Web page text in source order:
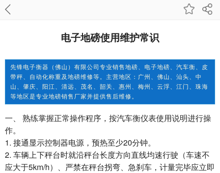
电子地磅使用维护常识
先锋电子衡器（佛山）有限公司专业销售地磅、电子地磅、汽车衡、皮
带秤、自动化称重及地磅维修等。主营地区：广州、佛山、汕头、中
山、肇庆、阳江、清远、茂名、韶关、惠州、梅州、云浮、江门、珠海
等地区是专业地磅销售厂家并提供售后维修。
一、 熟练掌握正常操作程序，按汽车衡仪表使用说明进行操
作。
1. 接通显示控制器电源，预热至少20分钟。
2. 车辆上下秤台时就沿秤台长度方向直线均速行驶（车速不
应大于5km/h）、严禁在秤台拐弯、急刹车，计量完毕应立即